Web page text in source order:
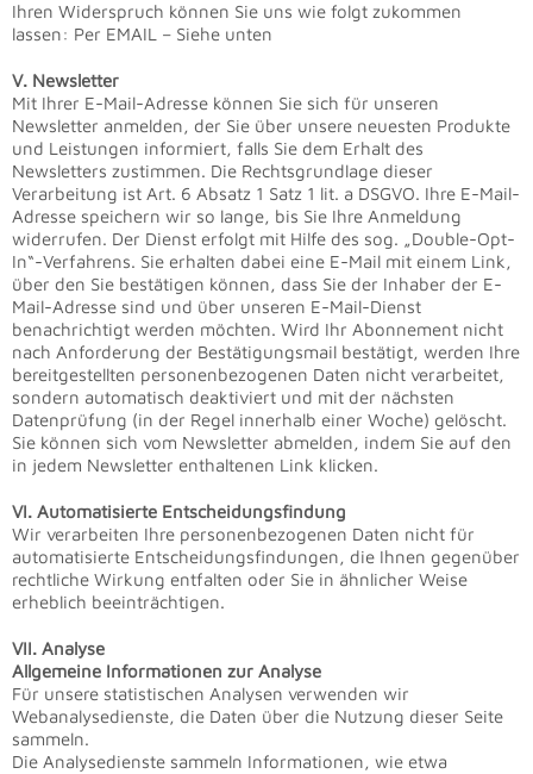
Ihren Widerspruch können Sie uns wie folgt zukommen
lassen: Per EMAIL – Siehe unten
V. Newsletter
Mit Ihrer E-Mail-Adresse können Sie sich für unseren
Newsletter anmelden, der Sie über unsere neuesten Produkte
und Leistungen informiert, falls Sie dem Erhalt des
Newsletters zustimmen. Die Rechtsgrundlage dieser
Verarbeitung ist Art. 6 Absatz 1 Satz 1 lit. a DSGVO. Ihre E-Mail-
Adresse speichern wir so lange, bis Sie Ihre Anmeldung
widerrufen. Der Dienst erfolgt mit Hilfe des sog. „Double-Opt-
In“-Verfahrens. Sie erhalten dabei eine E-Mail mit einem Link,
über den Sie bestätigen können, dass Sie der Inhaber der E-
Mail-Adresse sind und über unseren E-Mail-Dienst
benachrichtigt werden möchten. Wird Ihr Abonnement nicht
nach Anforderung der Bestätigungsmail bestätigt, werden Ihre
bereitgestellten personenbezogenen Daten nicht verarbeitet,
sondern automatisch deaktiviert und mit der nächsten
Datenprüfung (in der Regel innerhalb einer Woche) gelöscht.
Sie können sich vom Newsletter abmelden, indem Sie auf den
in jedem Newsletter enthaltenen Link klicken.
VI. Automatisierte Entscheidungsfindung
Wir verarbeiten Ihre personenbezogenen Daten nicht für
automatisierte Entscheidungsfindungen, die Ihnen gegenüber
rechtliche Wirkung entfalten oder Sie in ähnlicher Weise
erheblich beeinträchtigen.
VII. Analyse
Allgemeine Informationen zur Analyse
Für unsere statistischen Analysen verwenden wir
Webanalysedienste, die Daten über die Nutzung dieser Seite
sammeln.
Die Analysedienste sammeln Informationen, wie etwa